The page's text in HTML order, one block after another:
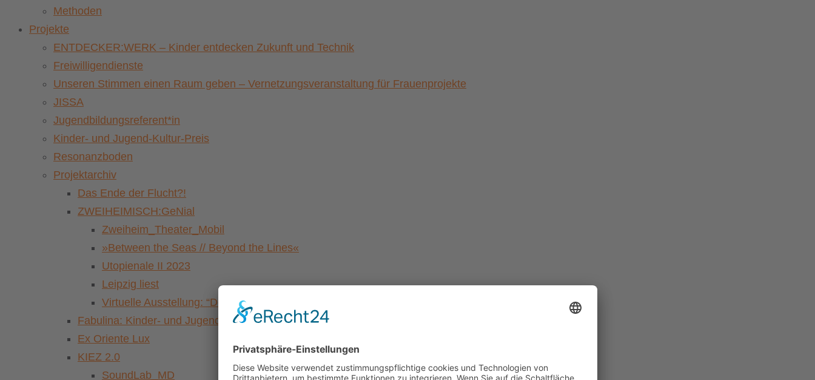
Methoden
Projekte
ENTDECKER:WERK – Kinder entdecken Zukunft und Technik
Freiwilligendienste
Unseren Stimmen einen Raum geben – Vernetzungsveranstaltung für Frauenprojekte
JISSA
Jugendbildungsreferent*in
Kinder- und Jugend-Kultur-Preis
Resonanzboden
Projektarchiv
Das Ende der Flucht?!
ZWEIHEIMISCH:GeNial
Zweiheim_Theater_Mobil
»Between the Seas // Beyond the Lines«
Utopienale II 2023
Leipzig liest
Virtuelle Ausstellung: “Der Pascha von Magdeburg”
Fabulina: Kinder- und Jugendkulturfestival
Ex Oriente Lux
KIEZ 2.0
SoundLab_MD